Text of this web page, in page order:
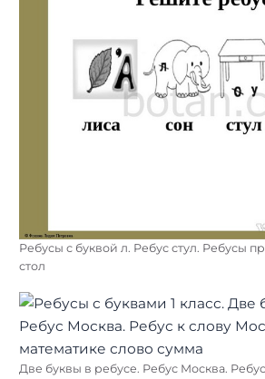
Ребусы с буквой л. Ребус стул. Ребусы
стол
Две буквы в ребусе. Ребус Москва.